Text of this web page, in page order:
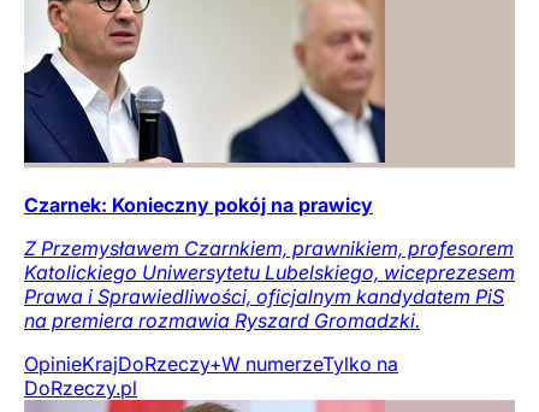
Czarnek: Konieczny pokój na prawicy
Z Przemysławem Czarnkiem, prawnikiem, profesorem
Katolickiego Uniwersytetu Lubelskiego, wiceprezesem
Prawa i Sprawiedliwości, oficjalnym kandydatem PiS
na premiera rozmawia Ryszard Gromadzki.
OpinieKrajDoRzeczy+W numerzeTylko na
DoRzeczy.pl